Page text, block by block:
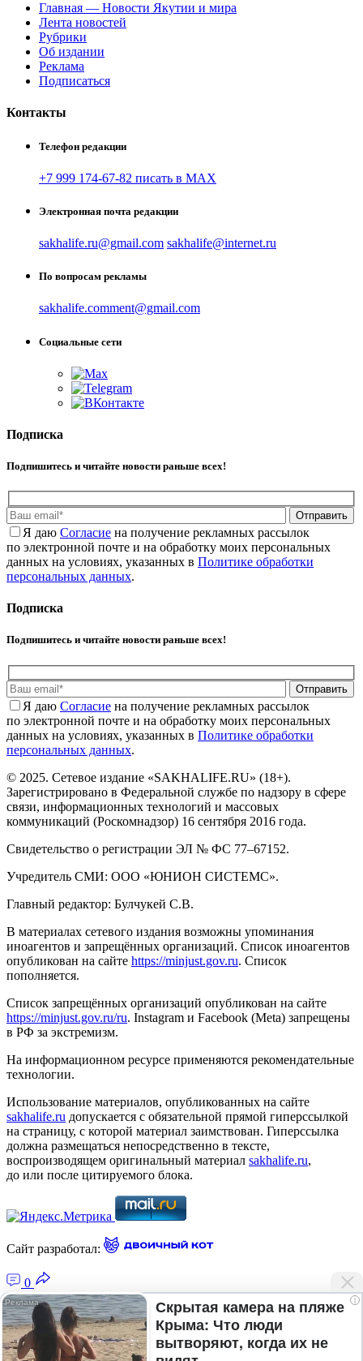
Главная — Новости Якутии и мира
Лента новостей
Рубрики
Об издании
Реклама
Подписаться
Контакты
Телефон редакции
+7 999 174-67-82 писать в MAX
Электронная почта редакции
sakhalife.ru@gmail.com sakhalife@internet.ru
По вопросам рекламы
sakhalife.comment@gmail.com
Социальные сети
Подписка
Подпишитесь и читайте новости раньше всех!
Отправить
Я даю Cогласие на получение рекламных рассылок
по электронной почте и на обработку моих персональных
данных на условиях, указанных в Политике обработки
персональных данных.
Подписка
Подпишитесь и читайте новости раньше всех!
Отправить
Я даю Cогласие на получение рекламных рассылок
по электронной почте и на обработку моих персональных
данных на условиях, указанных в Политике обработки
персональных данных.
© 2025. Сетевое издание «SAKHALIFE.RU» (18+).
Зарегистрировано в Федеральной службе по надзору в сфере
связи, информационных технологий и массовых
коммуникаций (Роскомнадзор) 16 сентября 2016 года.
Свидетельство о регистрации ЭЛ № ФС 77–67152.
Учредитель СМИ: ООО «ЮНИОН СИСТЕМС».
Главный редактор: Булчукей С.В.
В материалах сетевого издания возможны упоминания
иноагентов и запрещённых организаций. Список иноагентов
опубликован на сайте https://minjust.gov.ru. Список
пополняется.
Список запрещённых организаций опубликован на сайте
https://minjust.gov.ru/ru. Instagram и Facebook (Metа) запрещены
в РФ за экстремизм.
На информационном ресурсе применяются рекомендательные
технологии.
Использование материалов, опубликованных на сайте
sakhalife.ru допускается с обязательной прямой гиперссылкой
на страницу, с которой материал заимствован. Гиперссылка
должна размещаться непосредственно в тексте,
воспроизводящем оригинальный материал sakhalife.ru,
до или после цитируемого блока.
Сайт разработал:
0
Главная — Новости Якутии и мира
Лента новостей
i
Скрытая камера на пляже
Крыма: Что люди
вытворяют, когда их не